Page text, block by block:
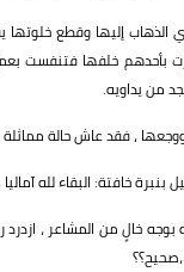
الذهاب إليها وقطع
بأحدهم خلفها فتنفست
من يداويه.
، فقد عاش حالة
بنبرة خافتة: البقاء لله
بوجه خالٍ من المشاعر ،